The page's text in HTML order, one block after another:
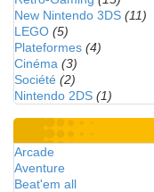
New Nintendo 3DS (11)
LEGO (5)
Plateformes (4)
Cinéma (3)
Société (2)
Nintendo 2DS (1)
Arcade
Aventure
Beat'em all